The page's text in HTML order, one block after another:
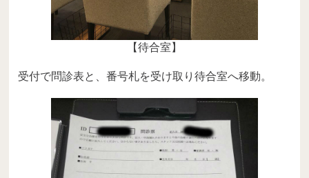
【待合室】
受付で問診表と、番号札を受け取り待合室へ移動。